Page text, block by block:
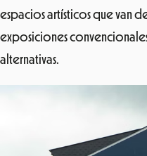
espacios artísticos que van
exposiciones
alternativas.